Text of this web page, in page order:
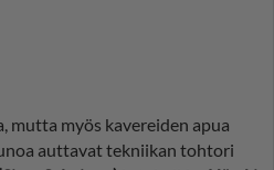
mutta myös kavereiden apua
auttavat tekniikan tohtori